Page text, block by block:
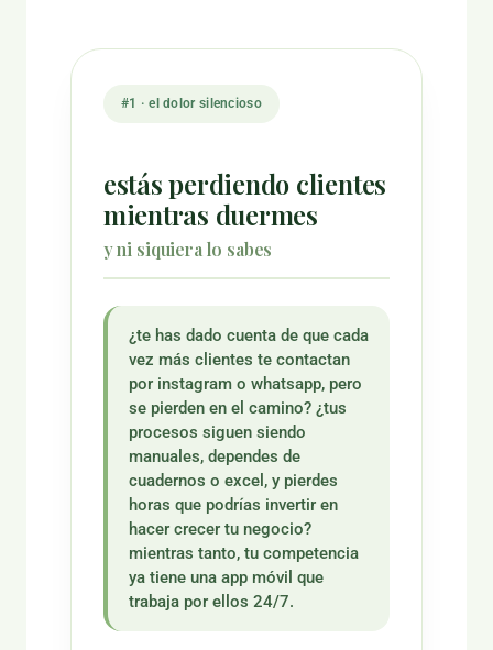
#1 · el dolor silencioso
estás perdiendo clientes
mientras duermes
y ni siquiera lo sabes
¿te has dado cuenta de que cada
vez más clientes te contactan
por instagram o whatsapp, pero
se pierden en el camino? ¿tus
procesos siguen siendo
manuales, dependes de
cuadernos o excel, y pierdes
horas que podrías invertir en
hacer crecer tu negocio?
mientras tanto, tu competencia
ya tiene una app móvil que
trabaja por ellos 24/7.